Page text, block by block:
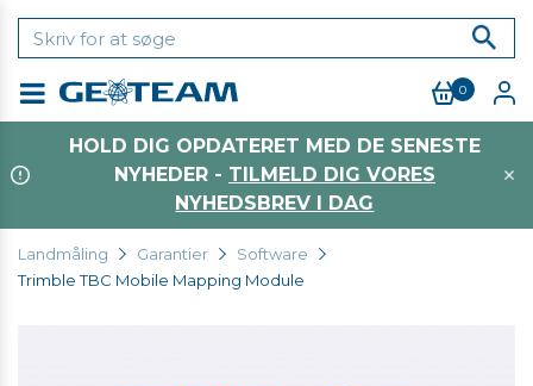
0
HOLD DIG OPDATERET MED DE SENESTE
NYHEDER - TILMELD DIG VORES
NYHEDSBREV I DAG
Landmåling Garantier
Software
Trimble TBC Mobile Mapping Module